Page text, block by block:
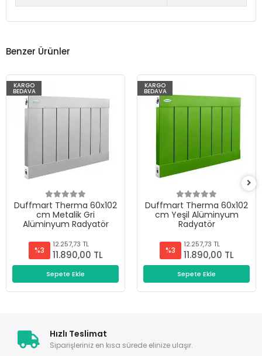
Benzer Ürünler
KARGO
BEDAVA
Duffmart Therma 60x102
cm Metalik Gri
Alüminyum Radyatör
%3
12.257,73 TL
11.890,00 TL
Sepete Ekle
KARGO
BEDAVA
Duffmart Therma 60x102
cm Yeşil Alüminyum
Radyatör
%3
12.257,73 TL
11.890,00 TL
Sepete Ekle
Hızlı Teslimat
Siparişleriniz en kısa sürede elinize ulaşır.